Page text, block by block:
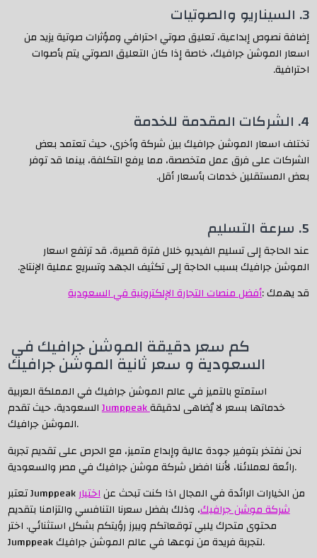
3. السيناريو والصوتيات
إضافة نصوص إبداعية، تعليق صوتي احترافي ومؤثرات صوتية يزيد من
اسعار الموشن جرافيك، خاصة إذا كان التعليق الصوتي يتم بأصوات
احترافية.
4. الشركات المقدمة للخدمة
تختلف اسعار الموشن جرافيك بين شركة وأخرى، حيث تعتمد بعض
الشركات على فرق عمل متخصصة، مما يرفع التكلفة، بينما قد توفر
بعض المستقلين خدمات بأسعار أقل.
5. سرعة التسليم
عند الحاجة إلى تسليم الفيديو خلال فترة قصيرة، قد ترتفع اسعار
الموشن جرافيك بسبب الحاجة إلى تكثيف الجهد وتسريع عملية الإنتاج.
قد يهمك :أفضل منصات التجارة الإلكترونية في السعودية
السعودية و سعر ثانية الموشن جرافيك
استمتع بالتميز في عالم الموشن جرافيك في المملكة العربية
السعودية، حيث تقدمJumppeakخدماتها بسعر لا يُضاهى لدقيقة
الموشن جرافيك.
نحن نفتخر بتوفير جودة عالية وإبداع متميز، مع الحرص على تقديم تجربة
رائعة لعملائنا، لأننا افضل شركة موشن جرافيك في مصر والسعودية.
تعتبر Jumppeak من الخيارات الرائدة في المجال اذا كنت تبحث عناختيار
شركة موشن جرافيك، وذلك بفضل سعرنا التنافسي والتزامنا بتقديم
محتوى متحرك يلبي توقعاتكم ويبرز رؤيتكم بشكل استثنائي. اختر
Jumppeak لتجربة فريدة من نوعها في عالم الموشن جرافيك.